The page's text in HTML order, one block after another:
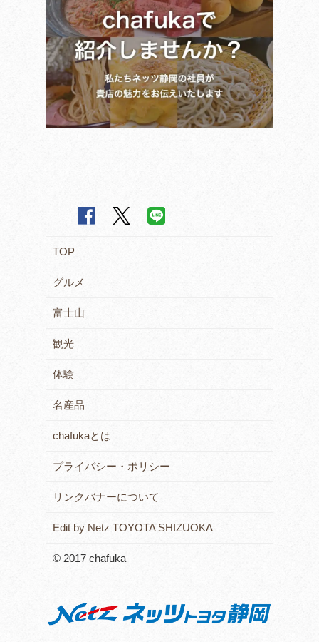
TOP
グルメ
富士山
観光
体験
名産品
chafukaとは
プライバシー・ポリシー
リンクバナーについて
Edit by Netz TOYOTA SHIZUOKA
© 2017 chafuka